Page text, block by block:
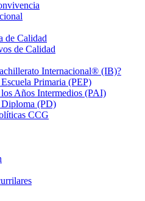
de Calidad
de Calidad
Internacional® (IB)?
Primaria (PEP)
Años Intermedios (PAI)
Diploma (PD)
CCG